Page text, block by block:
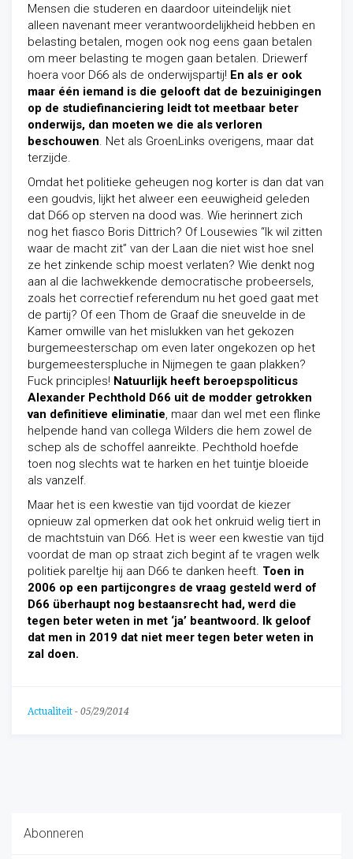
Mensen die studeren en daardoor uiteindelijk niet
alleen navenant meer verantwoordelijkheid hebben en
belasting betalen, mogen ook nog eens gaan betalen
om meer belasting te mogen gaan betalen. Driewerf
hoera voor D66 als de onderwijspartij! En als er ook
maar één iemand is die gelooft dat de bezuinigingen
op de studiefinanciering leidt tot meetbaar beter
onderwijs, dan moeten we die als verloren
beschouwen. Net als GroenLinks overigens, maar dat
terzijde.
Omdat het politieke geheugen nog korter is dan dat van
een goudvis, lijkt het alweer een eeuwigheid geleden
dat D66 op sterven na dood was. Wie herinnert zich
nog het fiasco Boris Dittrich? Of Lousewies “Ik wil zitten
waar de macht zit” van der Laan die niet wist hoe snel
ze het zinkende schip moest verlaten? Wie denkt nog
aan al die lachwekkende democratische probeersels,
zoals het correctief referendum nu het goed gaat met
de partij? Of een Thom de Graaf die sneuvelde in de
Kamer omwille van het mislukken van het gekozen
burgemeesterschap om even later ongekozen op het
burgemeesterspluche in Nijmegen te gaan plakken?
Fuck principles! Natuurlijk heeft beroepspoliticus
Alexander Pechthold D66 uit de modder getrokken
van definitieve eliminatie, maar dan wel met een flinke
helpende hand van collega Wilders die hem zowel de
schep als de schoffel aanreikte. Pechthold hoefde
toen nog slechts wat te harken en het tuintje bloeide
als vanzelf.
Maar het is een kwestie van tijd voordat de kiezer
opnieuw zal opmerken dat ook het onkruid welig tiert in
de machtstuin van D66. Het is weer een kwestie van tijd
voordat de man op straat zich begint af te vragen welk
politiek pareltje hij aan D66 te danken heeft. Toen in
2006 op een partijcongres de vraag gesteld werd of
D66 überhaupt nog bestaansrecht had, werd die
tegen beter weten in met ‘ja’ beantwoord. Ik geloof
dat men in 2019 dat niet meer tegen beter weten in
zal doen.
Actualiteit - 05/29/2014
Abonneren